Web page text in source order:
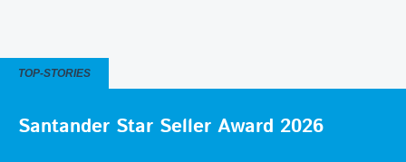
TOP-STORIES
Santander Star Seller Award 2026